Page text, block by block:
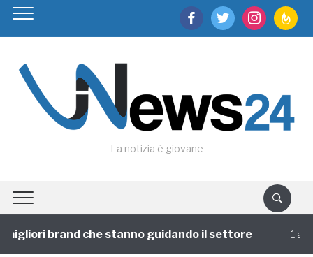
facebooktwitter instagram
La notizia è giovane
brand che stanno guidando il settore 1 annofa